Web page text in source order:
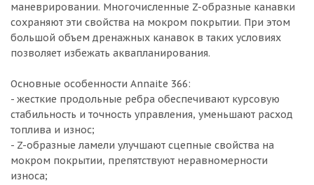
маневрировании. Многочисленные Z-образные канавки
сохраняют эти свойства на мокром покрытии. При этом
большой объем дренажных канавок в таких условиях
позволяет избежать аквапланирования.
Основные особенности Annaite 366:
- жесткие продольные ребра обеспечивают курсовую
стабильность и точность управления, уменьшают расход
топлива и износ;
- Z-образные ламели улучшают сцепные свойства на
мокром покрытии, препятствуют неравномерности
износа;